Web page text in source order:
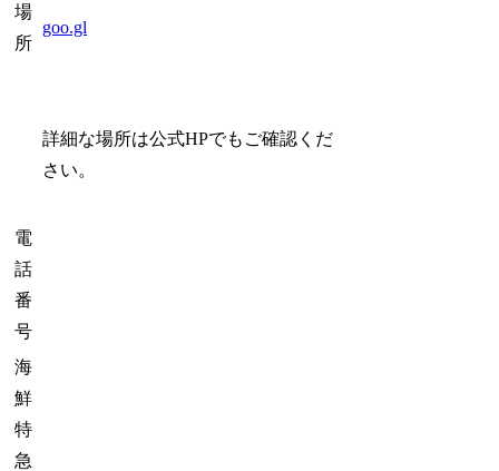
場
所
goo.gl
詳細な場所は公式HPでもご確認くだ
さい。
電
話
番
号
海
鮮
特
急